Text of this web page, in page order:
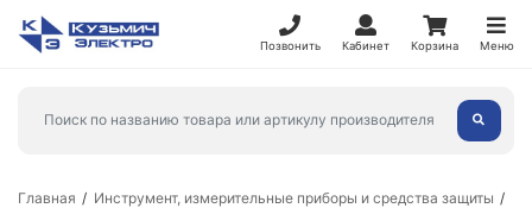
Позвонить Кабинет Корзина Меню
Главная
Инструмент, измерительные приборы и средства защиты